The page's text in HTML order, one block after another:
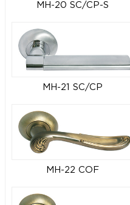
MH-20 SC/CP-S
MH-21 SC/CP
MH-22 COF